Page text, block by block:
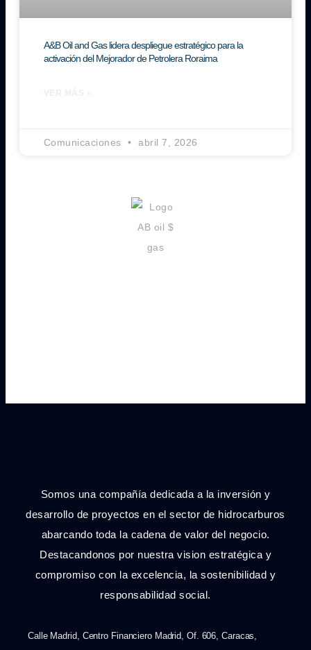
A&B Oil and Gas lidera despliegue estratégico para la
activación del Mejorador de Petrolera Roraima
Comunicaciones abril 7, 2026
Somos una compañía dedicada a la inversión y
desarrollo de proyectos en el sector de hidrocarburos
abarcando toda la cadena de valor del negocio.
Destacandonos por nuestra vision estratégica y
compromiso con la excelencia, la sostenibilidad y
responsabilidad social.
Calle Madrid, Centro Financiero Madrid, Of. 606, Caracas,